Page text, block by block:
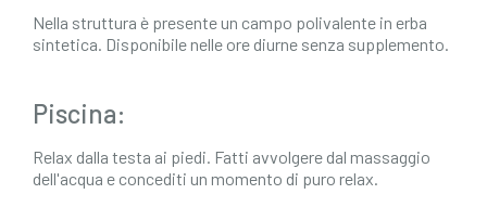
Nella struttura è presente un campo polivalente in erba
sintetica. Disponibile nelle ore diurne senza supplemento.
Piscina:
Relax dalla testa ai piedi. Fatti avvolgere dal massaggio
dell'acqua e concediti un momento di puro relax.